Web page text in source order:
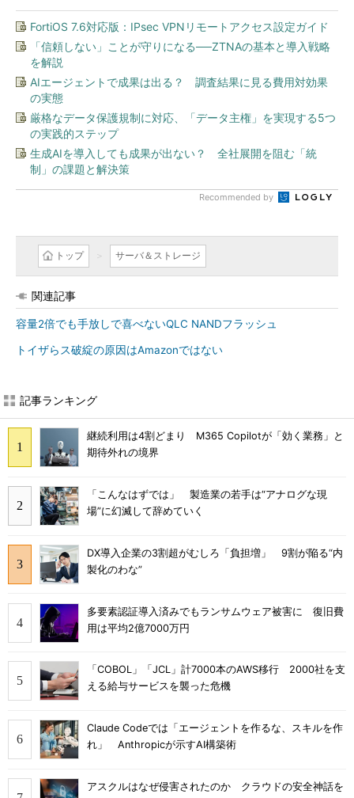
FortiOS 7.6対応版：IPsec VPNリモートアクセス設定ガイド
「信頼しない」ことが守りになる──ZTNAの基本と導入戦略
を解説
AIエージェントで成果は出る？ 調査結果に見る費用対効果
の実態
厳格なデータ保護規制に対応、「データ主権」を実現する5つ
の実践的ステップ
生成AIを導入しても成果が出ない？ 全社展開を阻む「統
制」の課題と解決策
Recommended by
トップ サーバ＆ストレージ
関連記事
容量2倍でも手放しで喜べないQLC NANDフラッシュ
トイザらス破綻の原因はAmazonではない
記事ランキング
継続利用は4割どまり M365 Copilotが「効く業務」と
期待外れの境界
「こんなはずでは」 製造業の若手は“アナログな現
場”に幻滅して辞めていく
DX導入企業の3割超がむしろ「負担増」 9割が陥る“内
製化のわな”
多要素認証導入済みでもランサムウェア被害に 復旧費
用は平均2億7000万円
「COBOL」「JCL」計7000本のAWS移行 2000社を支
える給与サービスを襲った危機
Claude Codeでは「エージェントを作るな、スキルを作
れ」 Anthropicが示すAI構築術
アスクルはなぜ侵害されたのか クラウドの安全神話を